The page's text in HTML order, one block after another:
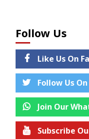
Follow Us
Like Us On
Follow Us
Join Our
Subscribe